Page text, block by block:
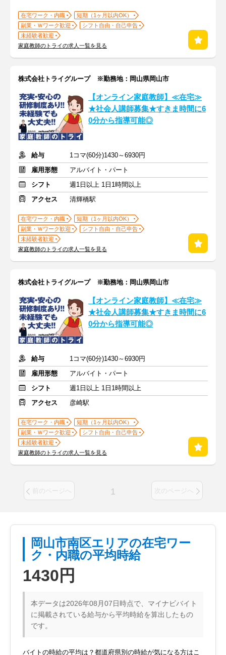
在宅ワーク・内職
短期（1ヶ月以内OK）
副業・Ｗワーク歓迎
シフト自由・自己申告
未経験者歓迎
家庭教師のトライの求人一覧を見る
株式会社トライグループ ※勤務地：岡山県岡山市
【オンライン家庭教師】≪在宅≫
★社会人講師募集★すきま時間に6
0分から指導可能◎
給与
1コマ(60分)1430～6930円
雇用形態
アルバイト・パート
シフト
週1日以上 1日1時間以上
アクセス
清輝橋駅
在宅ワーク・内職
短期（1ヶ月以内OK）
副業・Ｗワーク歓迎
シフト自由・自己申告
未経験者歓迎
家庭教師のトライの求人一覧を見る
株式会社トライグループ ※勤務地：岡山県岡山市
【オンライン家庭教師】≪在宅≫
★社会人講師募集★すきま時間に6
0分から指導可能◎
給与
1コマ(60分)1430～6930円
雇用形態
アルバイト・パート
シフト
週1日以上 1日1時間以上
アクセス
彦崎駅
在宅ワーク・内職
短期（1ヶ月以内OK）
副業・Ｗワーク歓迎
シフト自由・自己申告
未経験者歓迎
家庭教師のトライの求人一覧を見る
前のページへ 1 次のページへ
岡山市南区エリアの在宅ワー
ク・内職の平均時給
1430円
本データは2026年08月07日時点で、マイナビバイト
に掲載されている給与から平均時給を算出したもの
です。
バイトの時給の平均は？都道府県別の時給が気になる方はこ